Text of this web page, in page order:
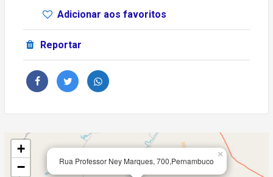
Adicionar aos favoritos
Reportar
Rua Professor Ney Marques, 700,Pernambuco
×
+
−